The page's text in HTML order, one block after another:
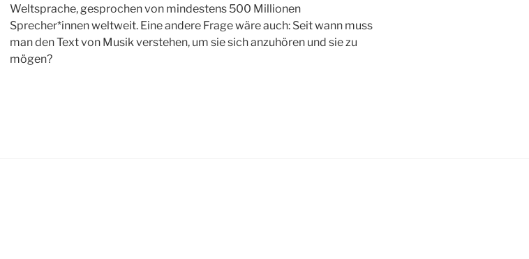
Weltsprache, gesprochen von mindestens 500 Millionen
Sprecher*innen weltweit. Eine andere Frage wäre auch: Seit wann muss
man den Text von Musik verstehen, um sie sich anzuhören und sie zu
mögen?